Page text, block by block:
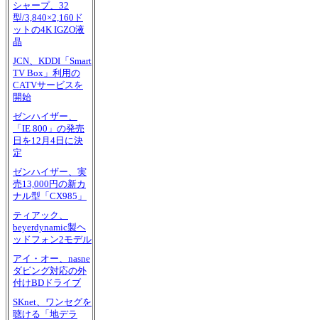
シャープ、32
型/3,840×2,160ド
ットの4K IGZO液
晶
JCN、KDDI「Smart
TV Box」利用の
CATVサービスを
開始
ゼンハイザー、
「IE 800」の発売
日を12月4日に決
定
ゼンハイザー、実
売13,000円の新カ
ナル型「CX985」
ティアック、
beyerdynamic製ヘ
ッドフォン2モデル
アイ・オー、nasne
ダビング対応の外
付けBDドライブ
SKnet、ワンセグを
聴ける「地デラ